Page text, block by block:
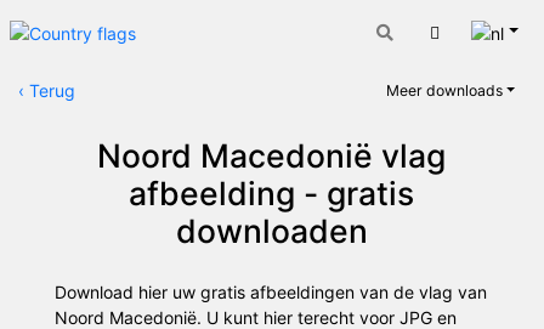
Winkelwagen
‹ Terug Meer downloads
Noord Macedonië vlag
afbeelding - gratis
downloaden
Download hier uw gratis afbeeldingen van de vlag van
Noord Macedonië. U kunt hier terecht voor JPG en